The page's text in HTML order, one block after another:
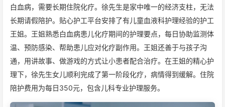
白血病，需要长期住院化疗。徐先生是家中唯一的经济支柱，无法
长期请假陪护。贴心护工平台安排了有儿童血液科护理经验的护工
王姐。王姐熟悉白血病患儿化疗期间的护理要点，每日协助监测体
温、预防感染、帮助患儿应对化疗副作用。王姐还善于与孩子沟
通，用讲故事、做游戏的方式让小患者配合治疗。在王姐的精心护
理下，徐先生女儿顺利完成了第一阶段化疗，病情得到缓解。住院
陪护费用为每日350元，包含儿科专业护理服务。